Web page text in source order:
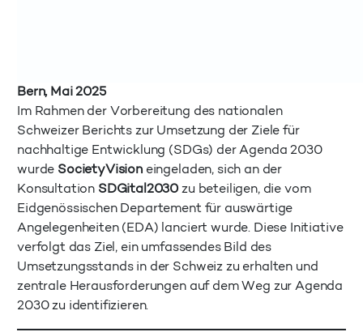
Bern, Mai 2025
Im Rahmen der Vorbereitung des nationalen
Schweizer Berichts zur Umsetzung der Ziele für
nachhaltige Entwicklung (SDGs) der Agenda 2030
wurde SocietyVisioneingeladen, sich an der
Konsultation SDGital2030 zu beteiligen, die vom
Eidgenössischen Departement für auswärtige
Angelegenheiten (EDA) lanciert wurde. Diese Initiative
verfolgt das Ziel, ein umfassendes Bild des
Umsetzungsstands in der Schweiz zu erhalten und
zentrale Herausforderungen auf dem Weg zur Agenda
2030 zu identifizieren.